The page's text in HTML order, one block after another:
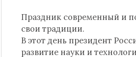
Праздник современный и
свои традиции.
В этот день президент
развитие науки и